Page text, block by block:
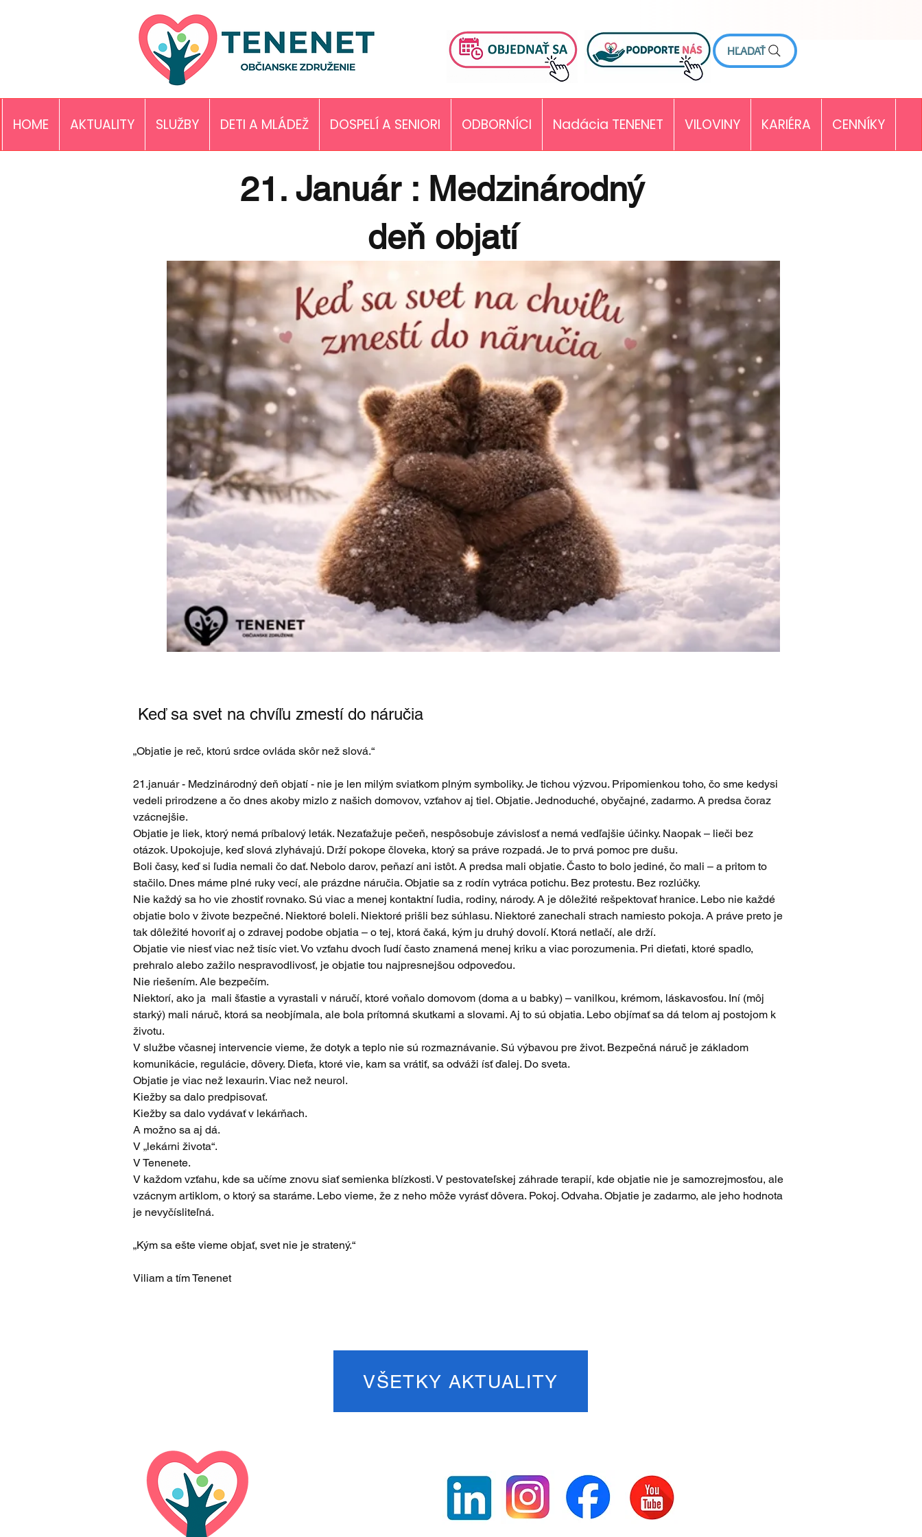
HĽADAŤ
HOME AKTUALITY SLUŽBY DETI A MLÁDEŽ DOSPELÍ A SENIORI ODBORNÍCI Nadácia TENENET VILOVINY KARIÉRA CENNÍKY
21. Január : Medzinárodný
deň objatí
Keď sa svet na chvíľu zmestí do náručia
„Objatie je reč, ktorú srdce ovláda skôr než slová.“
21.január - Medzinárodný deň objatí - nie je len milým sviatkom plným symboliky. Je tichou výzvou. Pripomienkou toho, čo sme kedysi
vedeli prirodzene a čo dnes akoby mizlo z našich domovov, vzťahov aj tiel. Objatie. Jednoduché, obyčajné, zadarmo. A predsa čoraz
vzácnejšie.
Objatie je liek, ktorý nemá príbalový leták. Nezaťažuje pečeň, nespôsobuje závislosť a nemá vedľajšie účinky. Naopak – lieči bez
otázok. Upokojuje, keď slová zlyhávajú. Drží pokope človeka, ktorý sa práve rozpadá. Je to prvá pomoc pre dušu.
Boli časy, keď si ľudia nemali čo dať. Nebolo darov, peňazí ani istôt. A predsa mali objatie. Často to bolo jediné, čo mali – a pritom to
stačilo. Dnes máme plné ruky vecí, ale prázdne náručia. Objatie sa z rodín vytráca potichu. Bez protestu. Bez rozlúčky.
Nie každý sa ho vie zhostiť rovnako. Sú viac a menej kontaktní ľudia, rodiny, národy. A je dôležité rešpektovať hranice. Lebo nie každé
objatie bolo v živote bezpečné. Niektoré boleli. Niektoré prišli bez súhlasu. Niektoré zanechali strach namiesto pokoja. A práve preto je
tak dôležité hovoriť aj o zdravej podobe objatia – o tej, ktorá čaká, kým ju druhý dovolí. Ktorá netlačí, ale drží.
Objatie vie niesť viac než tisíc viet. Vo vzťahu dvoch ľudí často znamená menej kriku a viac porozumenia. Pri dieťati, ktoré spadlo,
prehralo alebo zažilo nespravodlivosť, je objatie tou najpresnejšou odpoveďou.
Nie riešením. Ale bezpečím.
Niektorí, ako ja  mali šťastie a vyrastali v náručí, ktoré voňalo domovom (doma a u babky) – vanilkou, krémom, láskavosťou. Iní (môj
starký) mali náruč, ktorá sa neobjímala, ale bola prítomná skutkami a slovami. Aj to sú objatia. Lebo objímať sa dá telom aj postojom k
životu.
V službe včasnej intervencie vieme, že dotyk a teplo nie sú rozmaznávanie. Sú výbavou pre život. Bezpečná náruč je základom
komunikácie, regulácie, dôvery. Dieťa, ktoré vie, kam sa vrátiť, sa odváži ísť ďalej. Do sveta.
Objatie je viac než lexaurin. Viac než neurol.
Kiežby sa dalo predpisovať.
Kiežby sa dalo vydávať v lekárňach.
A možno sa aj dá.
V „lekárni života“.
V Tenenete.
V každom vzťahu, kde sa učíme znovu siať semienka blízkosti. V pestovateľskej záhrade terapií, kde objatie nie je samozrejmosťou, ale
vzácnym artiklom, o ktorý sa staráme. Lebo vieme, že z neho môže vyrásť dôvera. Pokoj. Odvaha. Objatie je zadarmo, ale jeho hodnota
je nevyčísliteľná.
„Kým sa ešte vieme objať, svet nie je stratený.“
Viliam a tím Tenenet
VŠETKY AKTUALITY